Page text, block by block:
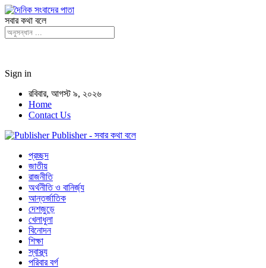
সবার কথা বলে
Sign in
রবিবার, আগস্ট ৯, ২০২৬
Home
Contact Us
Publisher - সবার কথা বলে
প্রচ্ছদ
জাতীয়
রাজনীতি
অর্থনীতি ও বানির্জ্য
আন্তর্জাতিক
দেশজুড়ে
খেলাধুলা
বিনোদন
শিক্ষা
স্বাস্থ্য
পরিবার বর্গ